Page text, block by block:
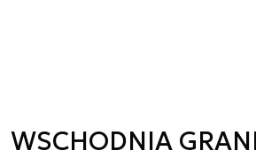
WSCHODNIA